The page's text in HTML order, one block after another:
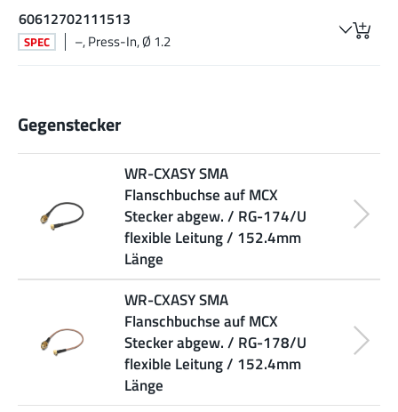
60612702111513
SPEC –, Press-In, Ø 1.2
Gegenstecker
WR-CXASY SMA
Flanschbuchse auf MCX
Stecker abgew. / RG-174/U
flexible Leitung / 152.4mm
Länge
WR-CXASY SMA
Flanschbuchse auf MCX
Stecker abgew. / RG-178/U
flexible Leitung / 152.4mm
Länge